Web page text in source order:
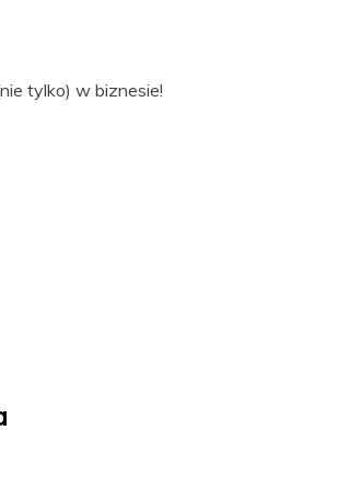
tylko) w biznesie!